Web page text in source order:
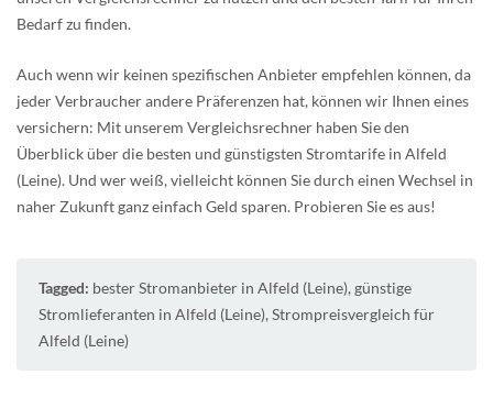
Bedarf zu finden.
Auch wenn wir keinen spezifischen Anbieter empfehlen können, da
jeder Verbraucher andere Präferenzen hat, können wir Ihnen eines
versichern: Mit unserem Vergleichsrechner haben Sie den
Überblick über die besten und günstigsten Stromtarife in Alfeld
(Leine). Und wer weiß, vielleicht können Sie durch einen Wechsel in
naher Zukunft ganz einfach Geld sparen. Probieren Sie es aus!
Tagged: bester Stromanbieter in Alfeld (Leine), günstige
Stromlieferanten in Alfeld (Leine), Strompreisvergleich für
Alfeld (Leine)